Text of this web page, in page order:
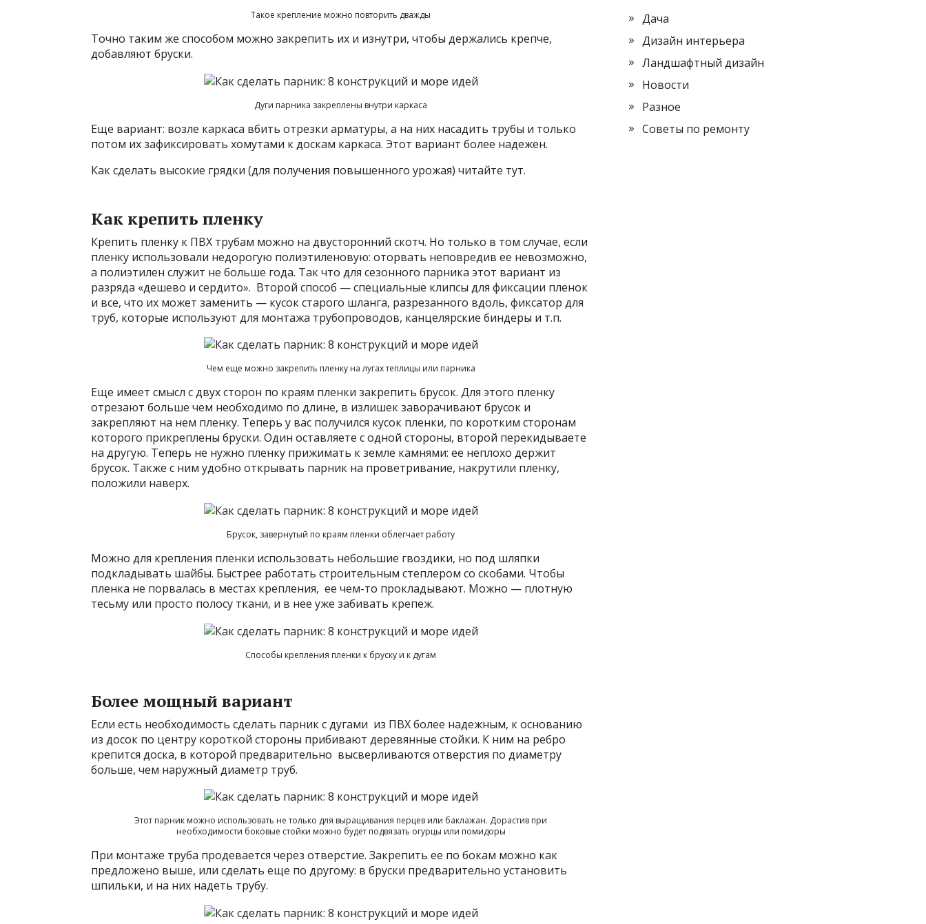
Такое крепление можно повторить дважды
Точно таким же способом можно закрепить их и изнутри, чтобы держались крепче,
добавляют бруски.
Дуги парника закреплены внутри каркаса
Еще вариант: возле каркаса вбить отрезки арматуры, а на них насадить трубы и только
потом их зафиксировать хомутами к доскам каркаса. Этот вариант более надежен.
Как сделать высокие грядки (для получения повышенного урожая) читайте тут.
Как крепить пленку
Крепить пленку к ПВХ трубам можно на двусторонний скотч. Но только в том случае, если
пленку использовали недорогую полиэтиленовую: оторвать неповредив ее невозможно,
а полиэтилен служит не больше года. Так что для сезонного парника этот вариант из
разряда «дешево и сердито». Второй способ — специальные клипсы для фиксации пленок
и все, что их может заменить — кусок старого шланга, разрезанного вдоль, фиксатор для
труб, которые используют для монтажа трубопроводов, канцелярские биндеры и т.п.
Чем еще можно закрепить пленку на лугах теплицы или парника
Еще имеет смысл с двух сторон по краям пленки закрепить брусок. Для этого пленку
отрезают больше чем необходимо по длине, в излишек заворачивают брусок и
закрепляют на нем пленку. Теперь у вас получился кусок пленки, по коротким сторонам
которого прикреплены бруски. Один оставляете с одной стороны, второй перекидываете
на другую. Теперь не нужно пленку прижимать к земле камнями: ее неплохо держит
брусок. Также с ним удобно открывать парник на проветривание, накрутили пленку,
положили наверх.
Брусок, завернутый по краям пленки облегчает работу
Можно для крепления пленки использовать небольшие гвоздики, но под шляпки
подкладывать шайбы. Быстрее работать строительным степлером со скобами. Чтобы
пленка не порвалась в местах крепления, ее чем-то прокладывают. Можно — плотную
тесьму или просто полосу ткани, и в нее уже забивать крепеж.
Способы крепления пленки к бруску и к дугам
Более мощный вариант
Если есть необходимость сделать парник с дугами из ПВХ более надежным, к основанию
из досок по центру короткой стороны прибивают деревянные стойки. К ним на ребро
крепится доска, в которой предварительно высверливаются отверстия по диаметру
больше, чем наружный диаметр труб.
Этот парник можно использовать не только для выращивания перцев или баклажан. Дорастив при
необходимости боковые стойки можно будет подвязать огурцы или помидоры
При монтаже труба продевается через отверстие. Закрепить ее по бокам можно как
предложено выше, или сделать еще по другому: в бруски предварительно установить
шпильки, и на них надеть трубу.
Дача
Дизайн интерьера
Ландшафтный дизайн
Новости
Разное
Советы по ремонту